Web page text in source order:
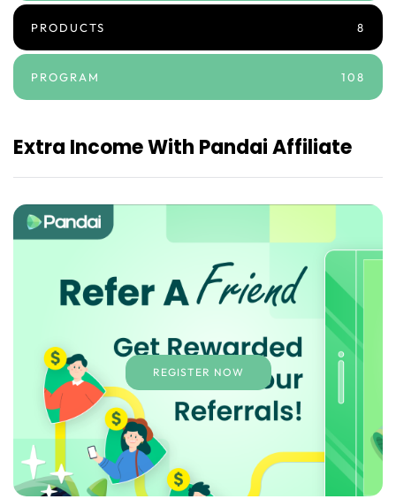
PRODUCTS 8
PROGRAM 108
Extra Income With Pandai Affiliate
REGISTER NOW